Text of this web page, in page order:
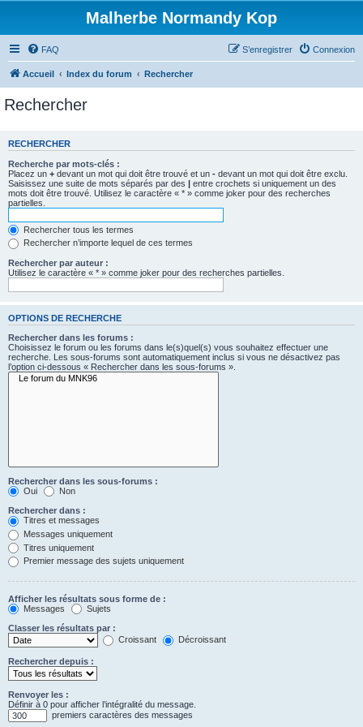
Malherbe Normandy Kop
FAQ Connexion
S’enregistrer
Accueil Index du forum Rechercher
Rechercher
RECHERCHER
Recherche par mots-clés :
Placez un + devant un mot qui doit être trouvé et un - devant un mot qui doit être exclu.
Saisissez une suite de mots séparés par des | entre crochets si uniquement un des
mots doit être trouvé. Utilisez le caractère « * » comme joker pour des recherches
partielles.
Rechercher tous les termes
Rechercher n’importe lequel de ces termes
Rechercher par auteur :
Utilisez le caractère « * » comme joker pour des recherches partielles.
OPTIONS DE RECHERCHE
Rechercher dans les forums :
Choisissez le forum ou les forums dans le(s)quel(s) vous souhaitez effectuer une
recherche. Les sous-forums sont automatiquement inclus si vous ne désactivez pas
l’option ci-dessous « Rechercher dans les sous-forums ».
Rechercher dans les sous-forums :
Oui
Non
Rechercher dans :
Titres et messages
Messages uniquement
Titres uniquement
Premier message des sujets uniquement
Afficher les résultats sous forme de :
Messages
Sujets
Classer les résultats par :
Croissant
Décroissant
Rechercher depuis :
Renvoyer les :
Définir à 0 pour afficher l’intégralité du message.
premiers caractères des messages